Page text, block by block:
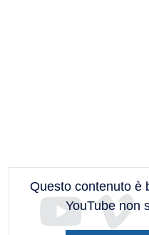
Questo contenuto è
YouTube non